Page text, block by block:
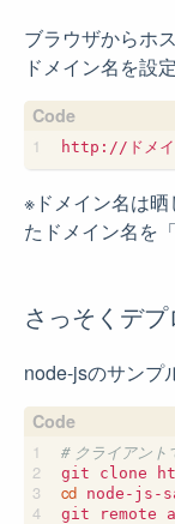
ブラウザからホ
ドメイン名を設定
※ドメイン名は
たドメイン名を
さっそくデ
node-jsのサンプ
# クライアント
cd node-js-
git remote